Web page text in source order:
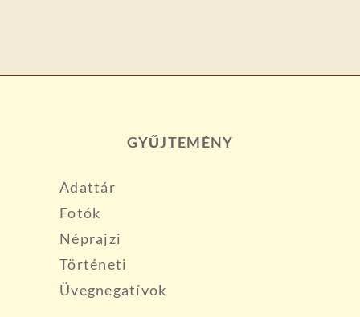
GYŰJTEMÉNY
Adattár
Fotók
Néprajzi
Történeti
Üvegnegatívok